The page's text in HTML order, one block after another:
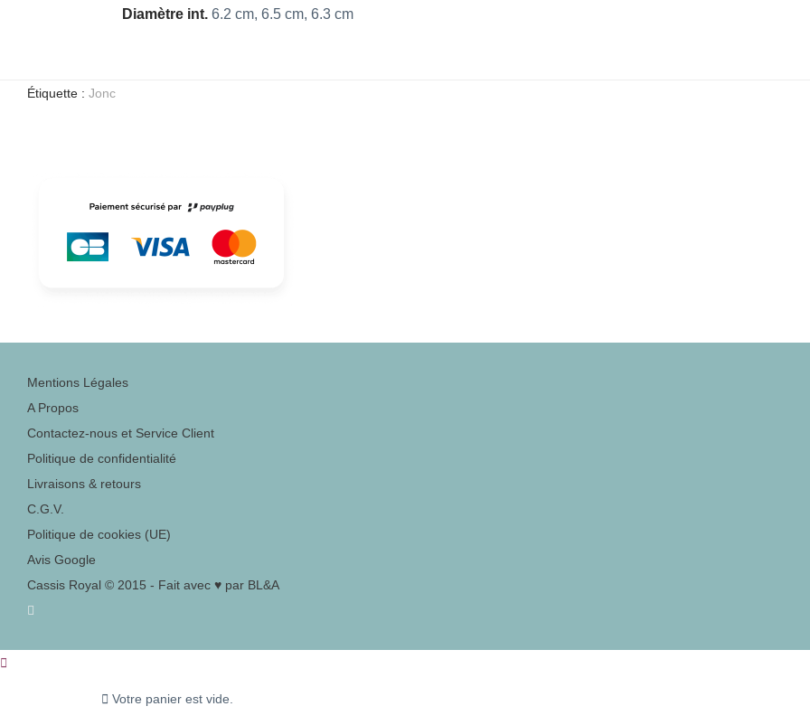
Diamètre int. 6.2 cm, 6.5 cm, 6.3 cm
Étiquette : Jonc
Mentions Légales
A Propos
Contactez-nous et Service Client
Politique de confidentialité
Livraisons & retours
C.G.V.
Politique de cookies (UE)
Avis Google
Cassis Royal © 2015 - Fait avec ♥ par BL&A
Votre panier est vide.